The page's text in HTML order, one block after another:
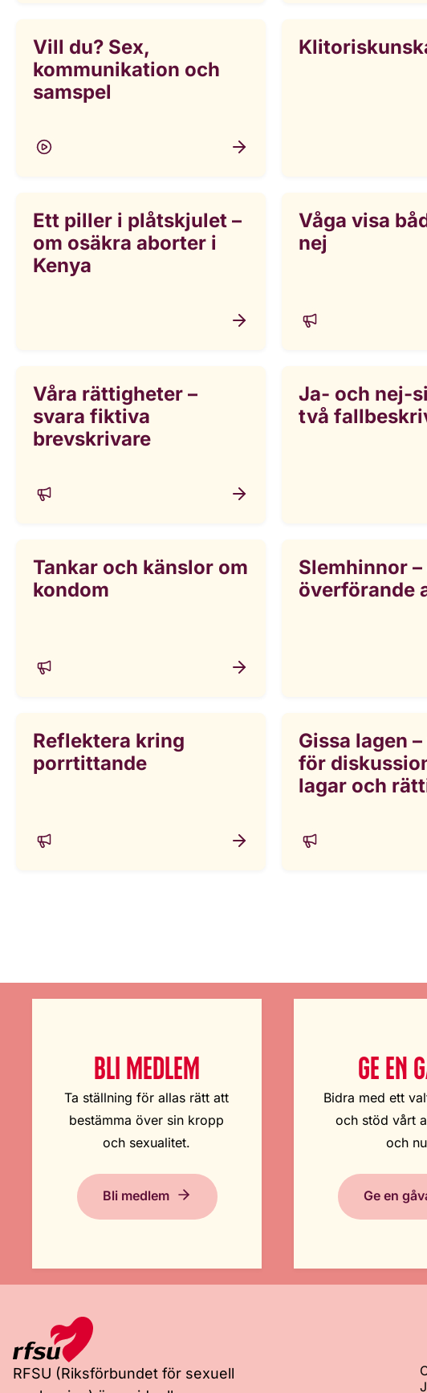
Vill du? Sex,
kommunikation och
samspel
Ett piller i plåtskjulet –
om osäkra aborter i
Kenya
Våga visa
nej
Våra rättigheter –
svara fiktiva
brevskrivare
Ja- och nej-
två
Tankar och känslor om
kondom
Slemhinnor –
överförande
Reflektera kring
porrtittande
Gissa lagen
för
lagar och
BLI MEDLEM
Ta ställning för allas rätt att
bestämma över sin kropp
och sexualitet.
Bli medlem
GE EN
Bidra med ett
och stöd vårt
och
Ge en
RFSU (Riksförbundet för sexuell